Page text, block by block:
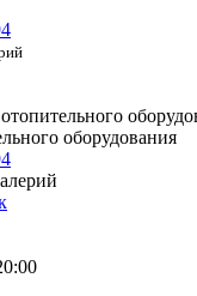
оборудования